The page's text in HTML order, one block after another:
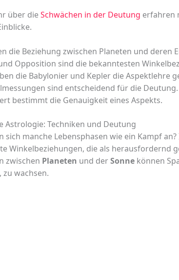
über dieSchwächen in der Deutung erfahren
die Beziehung zwischen Planeten und deren
Opposition sind die bekanntesten
die Babylonier und Kepler die Aspektlehre
sind entscheidend für die Deutung.
bestimmt die Genauigkeit eines Aspekts.
Astrologie: Techniken und Deutung
sich manche Lebensphasen wie ein Kampf an?
Winkelbeziehungen, die als herausfordernd
zwischen Planeten und derSonnekönnen
wachsen.